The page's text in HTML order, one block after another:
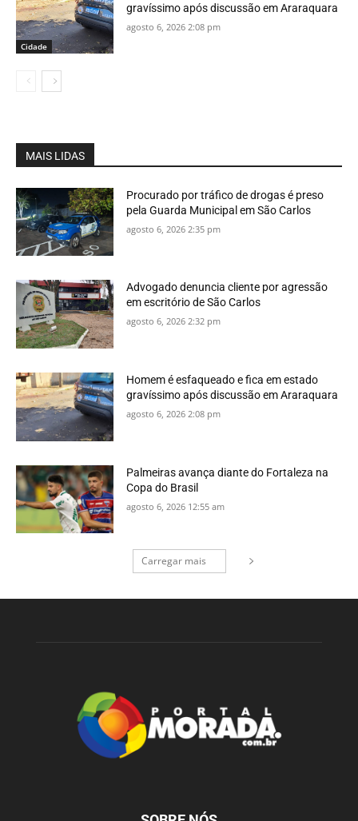
Cidade
gravíssimo após discussão em Araraquara
agosto 6, 2026 2:08 pm
MAIS LIDAS
Procurado por tráfico de drogas é preso
pela Guarda Municipal em São Carlos
agosto 6, 2026 2:35 pm
Advogado denuncia cliente por agressão
em escritório de São Carlos
agosto 6, 2026 2:32 pm
Homem é esfaqueado e fica em estado
gravíssimo após discussão em Araraquara
agosto 6, 2026 2:08 pm
Palmeiras avança diante do Fortaleza na
Copa do Brasil
agosto 6, 2026 12:55 am
Carregar mais